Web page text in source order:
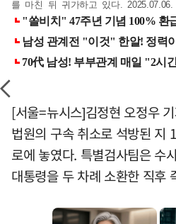
를 마친 뒤 귀가하고 있다. 2025.07.06.
[서울=뉴시스]김정현 오정우
법원의 구속 취소로 석방된 지
로에 놓였다. 특별검사팀은 수
대통령을 두 차례 소환한 직후